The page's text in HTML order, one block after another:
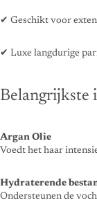
✔ Geschikt voor
✔ Luxe langdurige
Belangrijkste
Argan Olie
Voedt het haar
Hydraterende
Ondersteunen de